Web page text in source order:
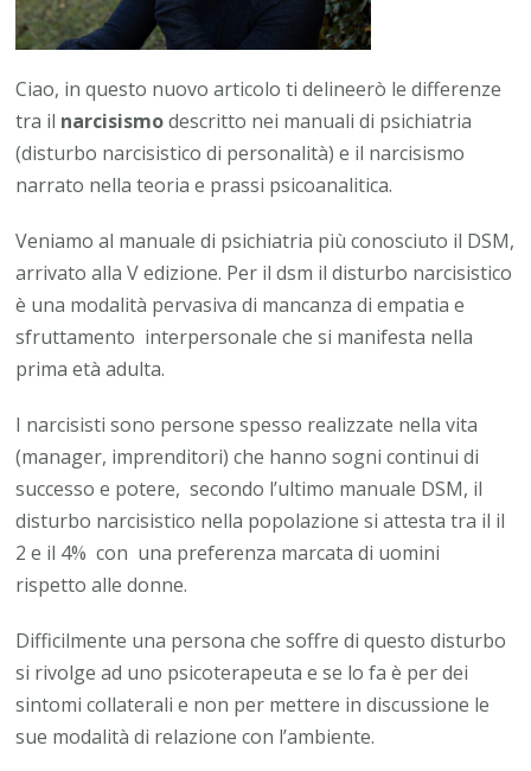
Ciao, in questo nuovo articolo ti delineerò le differenze
tra il narcisismodescritto nei manuali di psichiatria
(disturbo narcisistico di personalità) e il narcisismo
narrato nella teoria e prassi psicoanalitica.
Veniamo al manuale di psichiatria più conosciuto il DSM,
arrivato alla V edizione. Per il dsm il disturbo narcisistico
è una modalità pervasiva di mancanza di empatia e
sfruttamento interpersonale che si manifesta nella
prima età adulta.
I narcisisti sono persone spesso realizzate nella vita
(manager, imprenditori) che hanno sogni continui di
successo e potere, secondo l’ultimo manuale DSM, il
disturbo narcisistico nella popolazione si attesta tra il il
2 e il 4% con una preferenza marcata di uomini
rispetto alle donne.
Difficilmente una persona che soffre di questo disturbo
si rivolge ad uno psicoterapeuta e se lo fa è per dei
sintomi collaterali e non per mettere in discussione le
sue modalità di relazione con l’ambiente.